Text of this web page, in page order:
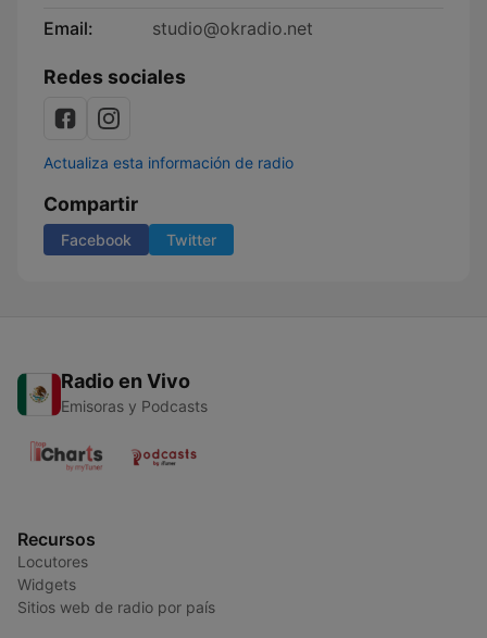
Email:
studio@okradio.net
Redes sociales
Actualiza esta información de radio
Compartir
Facebook Twitter
Radio en Vivo
Emisoras y Podcasts
Recursos
Locutores
Widgets
Sitios web de radio por país